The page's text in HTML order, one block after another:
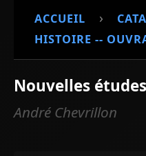
ACCUEIL ›
HISTOIRE --
Nouvelles
André Chevrillon